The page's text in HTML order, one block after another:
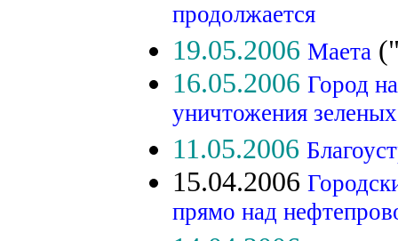
продолжается
19.05.2006 Маета
16.05.2006 Город
уничтожения
11.05.2006
15.04.2006
прямо над